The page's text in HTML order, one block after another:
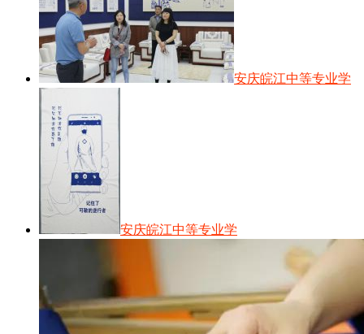
安庆皖江中等专业学
安庆皖江中等专业学